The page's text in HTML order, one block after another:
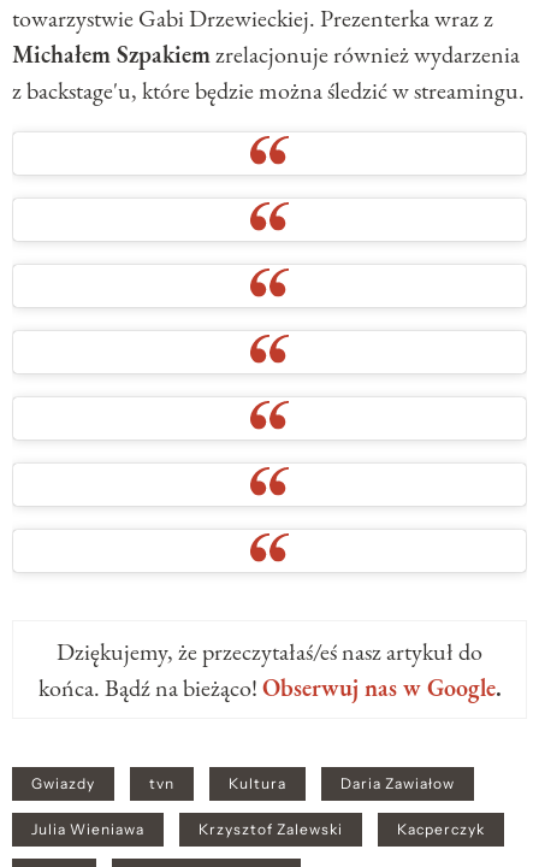
towarzystwie Gabi Drzewieckiej. Prezenterka wraz z
Michałem Szpakiemzrelacjonuje również wydarzenia
z backstage'u, które będzie można śledzić w streamingu.
Dziękujemy, że przeczytałaś/eś nasz artykuł do
końca. Bądź na bieżąco!Obserwuj nas w Google.
Gwiazdy tvn Kultura Daria Zawiałow
Julia Wieniawa Krzysztof Zalewski Kacperczyk